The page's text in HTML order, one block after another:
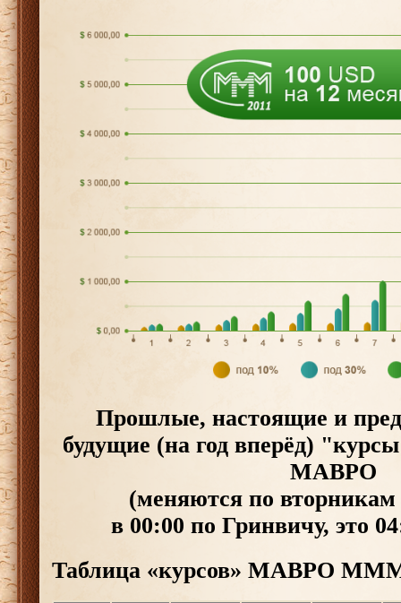
Прошлые, настоящие и
будущие (на год вперёд)
МАВРО
(меняются по вторникам
в 00:00 по Гринвичу, это
Таблица «курсов» МАВРО